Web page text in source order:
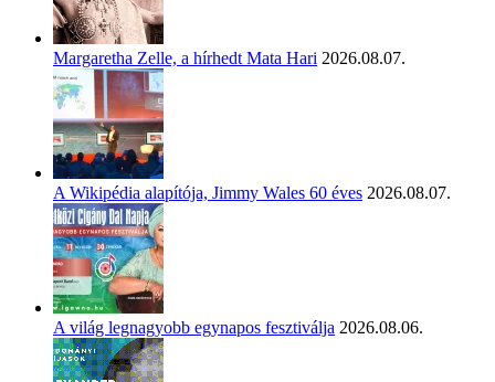
Margaretha Zelle, a hírhedt Mata Hari 2026.08.07.
A Wikipédia alapítója, Jimmy Wales 60 éves 2026.08.07.
A világ legnagyobb egynapos fesztiválja 2026.08.06.